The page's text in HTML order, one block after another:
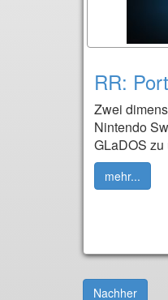
RR:
Zwei
Nintendo
GLaDOS
mehr...
Nachher